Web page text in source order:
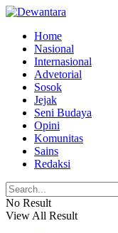
Home
Nasional
Internasional
Advetorial
Sosok
Jejak
Seni Budaya
Opini
Komunitas
Sains
Redaksi
No Result
View All Result